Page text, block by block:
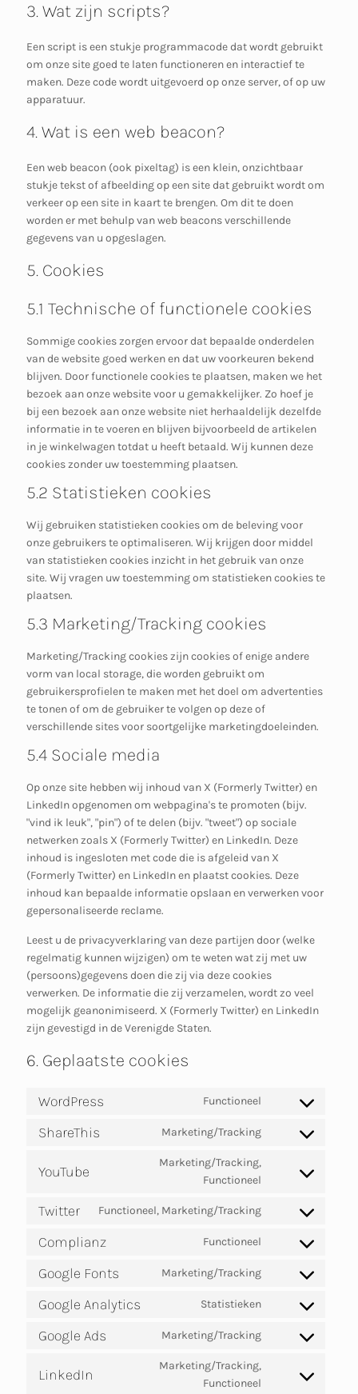
3. Wat zijn scripts?
Een script is een stukje programmacode dat wordt gebruikt
om onze site goed te laten functioneren en interactief te
maken. Deze code wordt uitgevoerd op onze server, of op uw
apparatuur.
4. Wat is een web beacon?
Een web beacon (ook pixeltag) is een klein, onzichtbaar
stukje tekst of afbeelding op een site dat gebruikt wordt om
verkeer op een site in kaart te brengen. Om dit te doen
worden er met behulp van web beacons verschillende
gegevens van u opgeslagen.
5. Cookies
5.1 Technische of functionele cookies
Sommige cookies zorgen ervoor dat bepaalde onderdelen
van de website goed werken en dat uw voorkeuren bekend
blijven. Door functionele cookies te plaatsen, maken we het
bezoek aan onze website voor u gemakkelijker. Zo hoef je
bij een bezoek aan onze website niet herhaaldelijk dezelfde
informatie in te voeren en blijven bijvoorbeeld de artikelen
in je winkelwagen totdat u heeft betaald. Wij kunnen deze
cookies zonder uw toestemming plaatsen.
5.2 Statistieken cookies
Wij gebruiken statistieken cookies om de beleving voor
onze gebruikers te optimaliseren. Wij krijgen door middel
van statistieken cookies inzicht in het gebruik van onze
site. Wij vragen uw toestemming om statistieken cookies te
plaatsen.
5.3 Marketing/Tracking cookies
Marketing/Tracking cookies zijn cookies of enige andere
vorm van local storage, die worden gebruikt om
gebruikersprofielen te maken met het doel om advertenties
te tonen of om de gebruiker te volgen op deze of
verschillende sites voor soortgelijke marketingdoeleinden.
5.4 Sociale media
Op onze site hebben wij inhoud van X (Formerly Twitter) en
LinkedIn opgenomen om webpagina's te promoten (bijv.
"vind ik leuk", "pin") of te delen (bijv. "tweet") op sociale
netwerken zoals X (Formerly Twitter) en LinkedIn. Deze
inhoud is ingesloten met code die is afgeleid van X
(Formerly Twitter) en LinkedIn en plaatst cookies. Deze
inhoud kan bepaalde informatie opslaan en verwerken voor
gepersonaliseerde reclame.
Leest u de privacyverklaring van deze partijen door (welke
regelmatig kunnen wijzigen) om te weten wat zij met uw
(persoons)gegevens doen die zij via deze cookies
verwerken. De informatie die zij verzamelen, wordt zo veel
mogelijk geanonimiseerd. X (Formerly Twitter) en LinkedIn
zijn gevestigd in de Verenigde Staten.
6. Geplaatste cookies
WordPress Functioneel
Consent
service
ShareThis Marketing/Tracking
Consent
service
YouTube
Marketing/Tracking,
Functioneel
Consent
service
Twitter Functioneel, Marketing/Tracking
Consent
service
Complianz Functioneel
Consent
service
Google Fonts Marketing/Tracking
Consent
service
fonts
Google Analytics Statistieken
Consent
service
analytics
Google Ads Marketing/Tracking
Consent
service
LinkedIn
Marketing/Tracking,
Functioneel
Consent